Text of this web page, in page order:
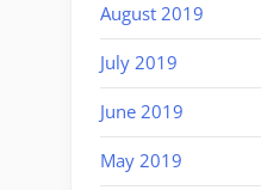
August 2019
July 2019
June 2019
May 2019